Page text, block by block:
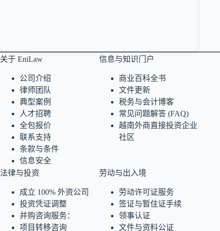
关于 EniLaw
公司介绍
律师团队
典型案例
人才招聘
全包报价
联系支持
条款与条件
信息安全
信息与知识门户
商业百科全书
文件更新
税务与会计博客
常见问题解答 (FAQ)
越南外商直接投资企业
社区
法律与投资
成立 100% 外资公司
投资凭证调整
并购咨询服务：
项目转移咨询
劳动与出入境
劳动许可证服务
签证与暂住证手续
领事认证
文件与资料公证